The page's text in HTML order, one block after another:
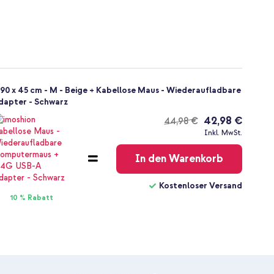
x 45 cm - M - Beige + Kabellose Maus - Wiederaufladbare
- Schwarz
10 % Rabatt
44,98 €
Kostenloser
42,98 €
Inkl. MwSt.
In den Warenkorb
Kostenloser Versand